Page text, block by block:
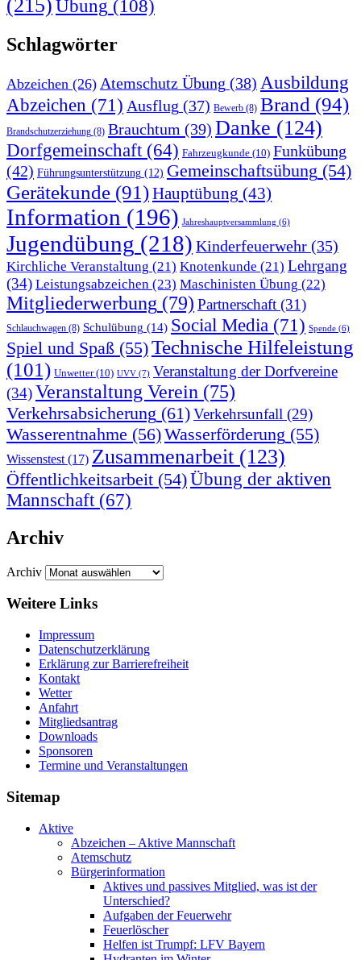
(215)Übung (108)
Schlagwörter
Abzeichen (26) Atemschutz Übung (38) Ausbildung
Abzeichen (71) Ausflug (37) Bewerb (8) Brand (94)
Brandschutzerziehung (8) Brauchtum (39) Danke (124)
Dorfgemeinschaft (64) Fahrzeugkunde (10) Funkübung
(42) Führungsunterstützung (12) Gemeinschaftsübung (54)
Gerätekunde (91)Hauptübung (43)
Information (196) Jahreshauptversammlung (6)
Jugendübung (218) Kinderfeuerwehr (35)
Kirchliche Veranstaltung (21) Knotenkunde (21) Lehrgang
(34) Leistungsabzeichen (23) Maschinisten Übung (22)
Mitgliederwerbung (79) Partnerschaft (31)
Schlauchwagen (8) Schulübung (14) Social Media (71) Spende (6)
Spiel und Spaß (55)Technische Hilfeleistung
(101) Unwetter(10) UVV (7) Veranstaltung der Dorfvereine
(34)Veranstaltung Verein (75)
Verkehrsabsicherung (61)Verkehrsunfall (29)
Wasserentnahme (56)Wasserförderung (55)
Wissenstest (17) Zusammenarbeit (123)
Öffentlichkeitsarbeit (54)Übung der aktiven
Mannschaft (67)
Archiv
Archiv
Weitere Links
Impressum
Datenschutzerklärung
Erklärung zur Barriere­frei­heit
Kontakt
Wetter
Anfahrt
Mitgliedsantrag
Downloads
Sponsoren
Termine und Veranstaltungen
Sitemap
Aktive
Abzeichen – Aktive Mannschaft
Atemschutz
Bürgerinformation
Aktives und passives Mitglied, was ist der
Unterschied?
Aufgaben der Feuerwehr
Feuerlöscher
Helfen ist Trumpf: LFV Bayern